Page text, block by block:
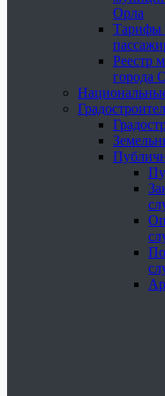
Орла
Тарифы
Реестр
города